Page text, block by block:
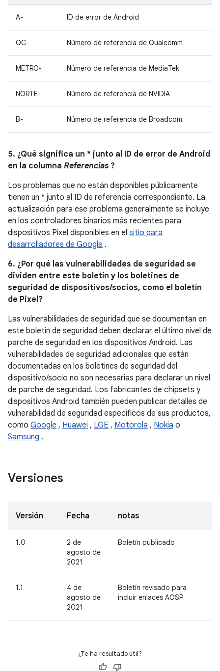
A- ID de error de Android
QC- Número de referencia de Qualcomm
METRO- Número de referencia de MediaTek
NORTE- Número de referencia de NVIDIA
B- Número de referencia de Broadcom
5. ¿Qué significa un * junto al ID de error de Android
en la columna Referencias ?
Los problemas que no están disponibles públicamente
tienen un * junto al ID de referencia correspondiente. La
actualización para ese problema generalmente se incluye
en los controladores binarios más recientes para
dispositivos Pixel disponibles en el sitio para
desarrolladores de Google .
6. ¿Por qué las vulnerabilidades de seguridad se
dividen entre este boletín y los boletines de
seguridad de dispositivos/socios, como el boletín
de Pixel?
Las vulnerabilidades de seguridad que se documentan en
este boletín de seguridad deben declarar el último nivel de
parche de seguridad en los dispositivos Android. Las
vulnerabilidades de seguridad adicionales que están
documentadas en los boletines de seguridad del
dispositivo/socio no son necesarias para declarar un nivel
de parche de seguridad. Los fabricantes de chipsets y
dispositivos Android también pueden publicar detalles de
vulnerabilidad de seguridad específicos de sus productos,
como Google , Huawei , LGE , Motorola , Nokia o
Samsung .
Versiones
Versión Fecha notas
1.0
2 de
agosto de
2021
Boletín publicado
1.1
4 de
agosto de
2021
Boletín revisado para
incluir enlaces AOSP
¿Te ha resultado útil?